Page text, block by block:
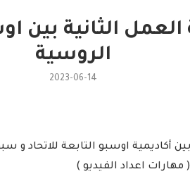
الثانية بين
الروسية
2023-06-14
أكاديمية اوسبو التابعة للاتحاد و
مهارات اعداد الفيديو )